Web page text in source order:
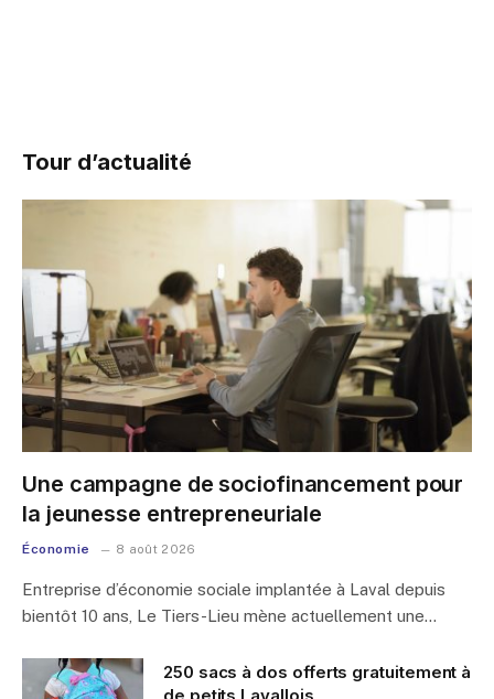
Tour d’actualité
Une campagne de sociofinancement pour
la jeunesse entrepreneuriale
Économie 8 août 2026
Entreprise d’économie sociale implantée à Laval depuis
bientôt 10 ans, Le Tiers-Lieu mène actuellement une…
250 sacs à dos offerts gratuitement à